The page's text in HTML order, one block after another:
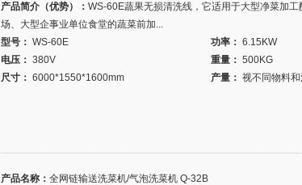
产品简介（优势）： WS-60E蔬果无损清洗线，它适用于大型净菜加
场、大型企事业单位食堂的蔬菜前加...
型号： WS-60E 功率： 6.15KW
电压： 380V 重量： 500KG
尺寸： 6000*1550*1600mm 产量： 视不同物料
产品名称： 全网链输送洗菜机/气泡洗菜机 Q-32B